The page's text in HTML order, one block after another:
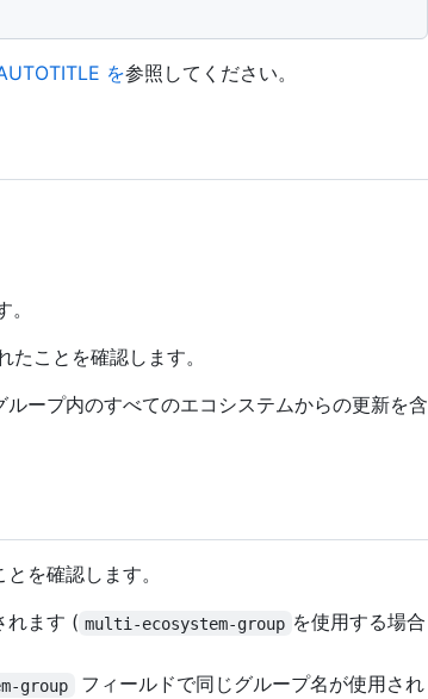
を参照してください。
。
ことを確認します。
ープ内のすべてのエコシステムからの更新を含
を確認します。
れます ( multi-ecosystem-group を使用する場合
group
フィールドで同じグループ名が使用され